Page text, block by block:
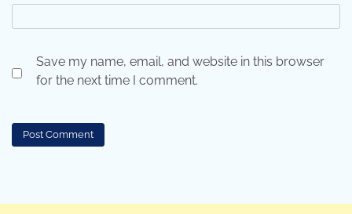
Save my name, email, and website in this browser
for the next time I comment.